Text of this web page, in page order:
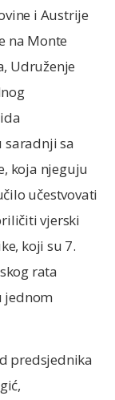
i Austrije
na Monte
Udruženje
sa
koja njeguju
učestvovati
vjerski
koji su 7.
rata
jednom
predsjednika